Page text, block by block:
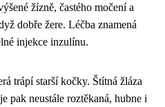
žízně, častého močení a
dobře žere. Léčba znamená
injekce inzulínu.
trápí starší kočky. Štítná žláza
pak neustále roztěkaná, hubne i